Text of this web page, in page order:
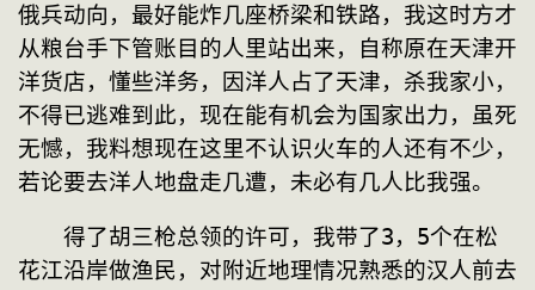
俄兵动向，最好能炸几座桥梁和铁路，我这时方才
从粮台手下管账目的人里站出来，自称原在天津开
洋货店，懂些洋务，因洋人占了天津，杀我家小，
不得已逃难到此，现在能有机会为国家出力，虽死
无憾，我料想现在这里不认识火车的人还有不少，
若论要去洋人地盘走几遭，未必有几人比我强。
得了胡三枪总领的许可，我带了3，5个在松
花江沿岸做渔民，对附近地理情况熟悉的汉人前去